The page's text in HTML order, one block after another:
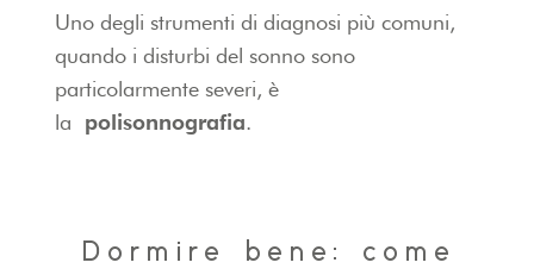
Uno degli strumenti di diagnosi più comuni,
quando i disturbi del sonno sono
particolarmente severi, è
la polisonnografia.
Dormire bene: come